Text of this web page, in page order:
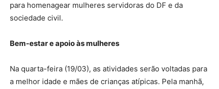
para homenagear mulheres servidoras do DF e da
sociedade civil.
Bem-estar e apoio às mulheres
Na quarta-feira (19/03), as atividades serão voltadas para
a melhor idade e mães de crianças atípicas. Pela manhã,